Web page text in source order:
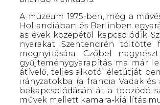
A múzeum 1975-ben, még a
Hollandiában és Berlinben
as évek közepétől kapcsolódik
nyarakat Szentendrén töltötte
megnyitására Czóbel
gyűjteménygyarapítás ma már
átívelő, teljes alkotói életútját
irányzatokba (a francia Vadak
bekapcsolódásán át a tobzódó
művek mellett kamara-kiállítás